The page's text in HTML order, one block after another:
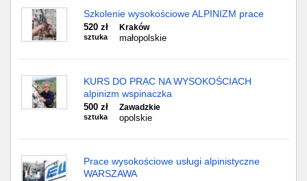
Szkolenie wysokościowe ALPINIZM prace
520 zł
sztuka
Kraków
małopolskie
KURS DO PRAC NA WYSOKOŚCIACH
alpinizm wspinaczka
500 zł
sztuka
Zawadzkie
opolskie
Prace wysokościowe usługi alpinistyczne
WARSZAWA